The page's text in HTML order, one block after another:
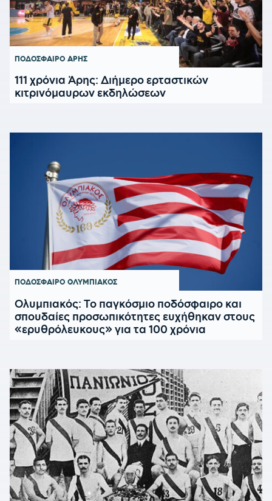
ΠΟΔΟΣΦΑΙΡΟ ΑΡΗΣ
111 χρόνια Άρης: Διήμερο ερταστικών
κιτρινόμαυρων εκδηλώσεων
ΠΟΔΟΣΦΑΙΡΟ ΟΛΥΜΠΙΑΚΟΣ
Ολυμπιακός: Το παγκόσμιο ποδόσφαιρο και
σπουδαίες προσωπικότητες ευχήθηκαν στους
«ερυθρόλευκους» για τα 100 χρόνια